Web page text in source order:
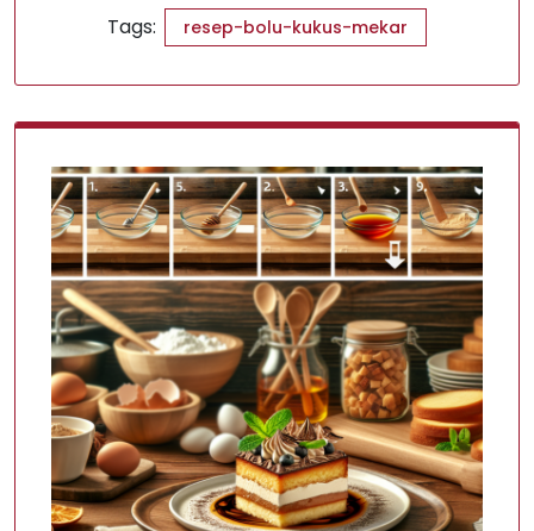
Tags: resep-bolu-kukus-mekar